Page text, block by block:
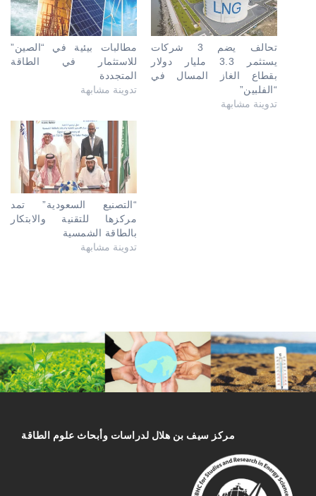
مطالبات بيئية في “الصين”
للاستثمار في الطاقة
المتجددة
تدوينة مشابهة
تحالف يضم 3 شركات
يستثمر 3.3 مليار دولار
بقطاع الغاز المسال في
“الفلبين”
تدوينة مشابهة
“التصنيع السعودية” تمد
مركزها للتقنية والابتكار
بالطاقة الشمسية
تدوينة مشابهة
مركز سیف بن هلال لدراسات وأبحاث علوم الطاقة